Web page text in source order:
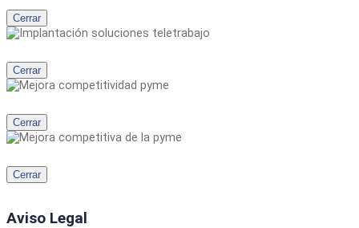
Cerrar
Cerrar
Cerrar
Cerrar
Aviso Legal